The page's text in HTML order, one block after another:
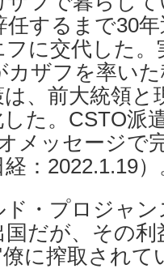
任するまで30
に交代した
カザフを率い
、前大統領と
た。CSTO派
メッセージで
：2022.1.19）
ド・プロジャ
だが、その
に搾取され